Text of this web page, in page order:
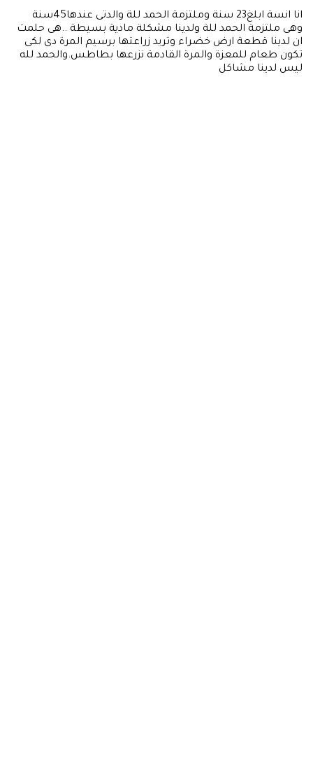
انا انسة ابلغ23 سنة وملتزمة الحمد للة والدتى عندها45سنة
وهى ملتزمة الحمد للة ولدينا مشكلة مادية بسيطة ..هى حلمت
ان لدينا قطعة ارض خضراء وتريد زراعتها برسيم المرة دى لكى
تكون طعام للمعزة والمرة القادمة نزرعها بطاطس.والحمد لله
ليس لدينا مشاكل